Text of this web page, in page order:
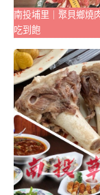
南投埔里｜聚貝鄉燒
吃到飽